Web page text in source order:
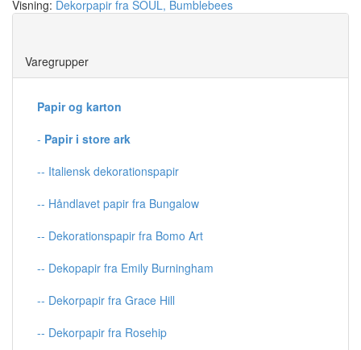
Visning: Dekorpapir fra SOUL, Bumblebees
Varegrupper
Papir og karton
- Papir i store ark
-- Italiensk dekorationspapir
-- Håndlavet papir fra Bungalow
-- Dekorationspapir fra Bomo Art
-- Dekopapir fra Emily Burningham
-- Dekorpapir fra Grace Hill
-- Dekorpapir fra Rosehip